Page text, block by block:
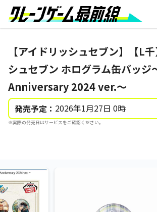
【アイドリッシュセブン】【L
シュセブン ホログラム缶バッジ
Anniversary 2024 ver.～
発売予定： 2026年1月27日 0時
※実際の発売日はサービスをご確認ください。